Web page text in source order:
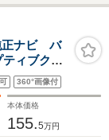
ロール オー
ックカメラ
レコーダー
正アルミホイ
ンオーナー
正ナビ バ
ィブクル
シートヒ
ター デ
360°画像付
本体価格
155.5万円